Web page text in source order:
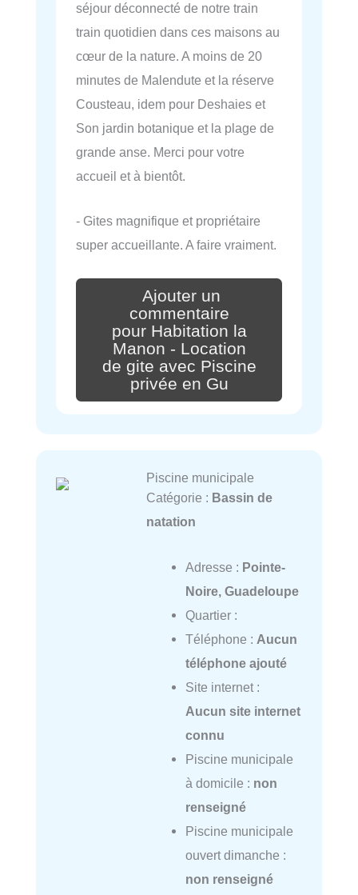
séjour déconnecté de notre train
train quotidien dans ces maisons au
cœur de la nature. A moins de 20
minutes de Malendute et la réserve
Cousteau, idem pour Deshaies et
Son jardin botanique et la plage de
grande anse. Merci pour votre
accueil et à bientôt.
- Gites magnifique et propriétaire
super accueillante. A faire vraiment.
Ajouter un
commentaire
pour Habitation la
Manon - Location
de gite avec Piscine
privée en Gu
Piscine municipale
Catégorie : Bassin de
natation
Adresse : Pointe-
Noire, Guadeloupe
Quartier :
Téléphone : Aucun
téléphone ajouté
Site internet :
Aucun site internet
connu
Piscine municipale
à domicile : non
renseigné
Piscine municipale
ouvert dimanche :
non renseigné